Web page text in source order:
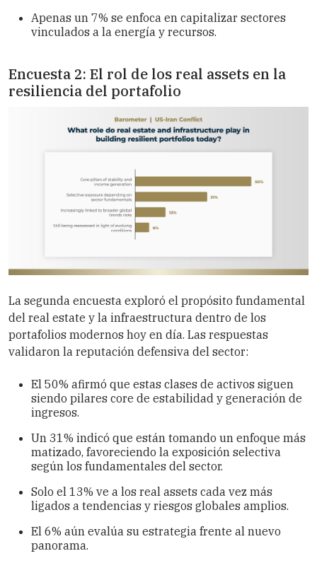
Apenas un 7% se enfoca en capitalizar sectores
vinculados a la energía y recursos.
Encuesta 2: El rol de los real assets en la
resiliencia del portafolio
La segunda encuesta exploró el propósito fundamental
del real estate y la infraestructura dentro de los
portafolios modernos hoy en día. Las respuestas
validaron la reputación defensiva del sector:
El 50% afirmó que estas clases de activos siguen
siendo pilares core de estabilidad y generación de
ingresos.
Un 31% indicó que están tomando un enfoque más
matizado, favoreciendo la exposición selectiva
según los fundamentales del sector.
Solo el 13% ve a los real assets cada vez más
ligados a tendencias y riesgos globales amplios.
El 6% aún evalúa su estrategia frente al nuevo
panorama.